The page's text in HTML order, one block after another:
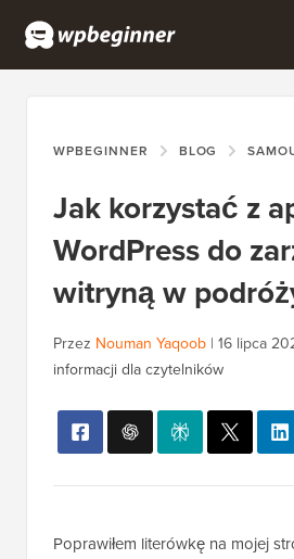
WPBEGINNER BLOG
Jak korzystać z
WordPress do
witryną w
Przez Nouman Yaqoob | 16 lipca
informacji dla czytelników
Poprawiłem literówkę na mojej